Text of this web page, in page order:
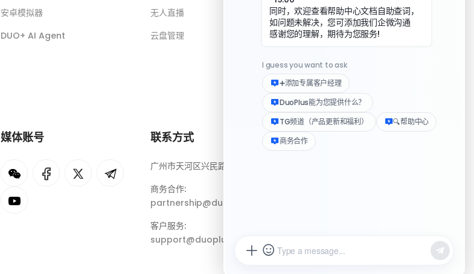
安卓模拟器
DUO+ AI Agent
无人直播
云盘管理
媒体账号 联系方式
广州市天河区兴民路222号3310房
商务合作:
partnership@duoplus.net
客户服务:
support@duoplus.net
资源